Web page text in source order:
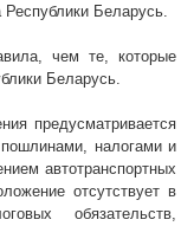
Беларусь.
чем те, которые
Беларусь.
предусматривается
налогами и
автотранспортных
отсутствует в
обязательств,